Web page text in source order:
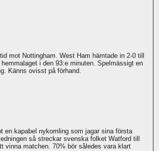
mot Nottingham. West Ham hämtade in 2-0 till
i den 93:e minuten. Spelmässigt en
Känns ovisst på förhand.
en kapabel nykomling som jagar sina första
så streckar svenska folket Watford till
vinna matchen. 70% bör således vara klart